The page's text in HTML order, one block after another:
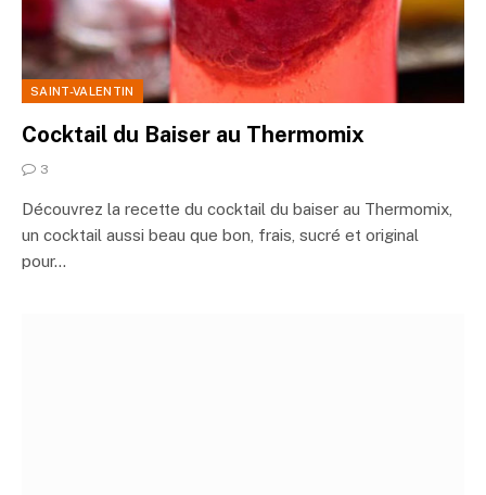
SAINT-VALENTIN
Cocktail du Baiser au Thermomix
3
Découvrez la recette du cocktail du baiser au Thermomix,
un cocktail aussi beau que bon, frais, sucré et original
pour…